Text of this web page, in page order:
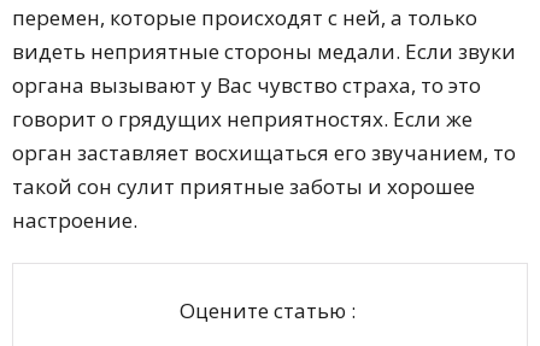
перемен, которые происходят с ней, а только
видеть неприятные стороны медали. Если звуки
органа вызывают у Вас чувство страха, то это
говорит о грядущих неприятностях. Если же
орган заставляет восхищаться его звучанием, то
такой сон сулит приятные заботы и хорошее
настроение.
Оцените статью :